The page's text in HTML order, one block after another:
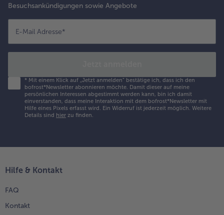
Besuchsankündigungen sowie Angebote
E-Mail Adresse*
* Mit einem Klick auf „Jetzt anmelden" bestätige ich, dass ich den
bofrost*Newsletter abonnieren möchte. Damit dieser auf meine
persönlichen Interessen abgestimmt werden kann, bin ich damit
einverstanden, dass meine Interaktion mit dem bofrost*Newsletter mit
Hilfe eines Pixels erfasst wird. Ein Widerruf ist jederzeit möglich. Weitere
Details sind hier zu finden.
Hilfe & Kontakt
FAQ
Kontakt